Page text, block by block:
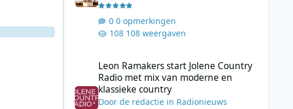
0 opmerkingen
108 weergaven
Leon Ramakers start Jolene Country
Radio met mix van moderne en
klassieke country
Door de redactiein Radionieuws